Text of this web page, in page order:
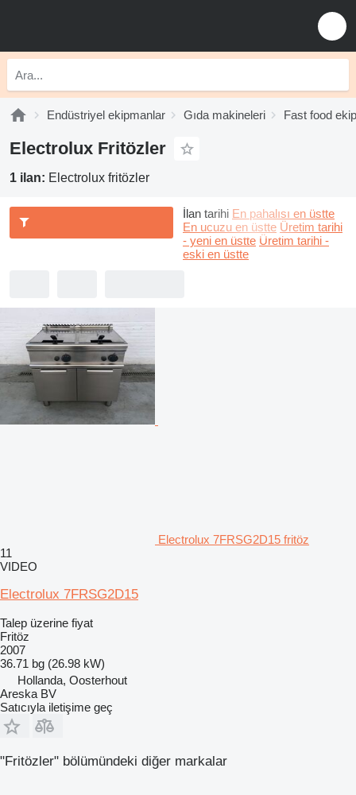
Endüstriyel ekipmanlar Gıda makineleri Fast food
Electrolux Fritözler
1 ilan: Electrolux fritözler
İlan tarihi En pahalısı en üstte
En ucuzu en üstte Üretim tarihi
- yeni en üstte Üretim tarihi -
eski en üstte
Electrolux 7FRSG2D15 fritöz
11
VIDEO
Electrolux 7FRSG2D15
Talep üzerine fiyat
Fritöz
2007
36.71 bg (26.98 kW)
Hollanda, Oosterhout
Areska BV
Satıcıyla iletişime geç
"Fritözler" bölümündeki diğer markalar